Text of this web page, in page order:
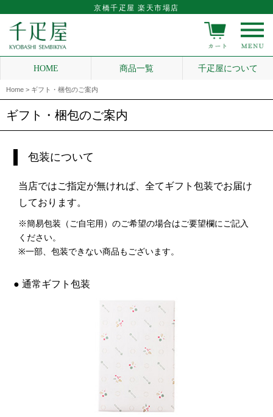
京橋千疋屋 楽天市場店
HOME 商品一覧 千疋屋について
Home > ギフト・梱包のご案内
ギフト・梱包のご案内
包装について
当店ではご指定が無ければ、全てギフト包装でお届け
しております。
※簡易包装（ご自宅用）のご希望の場合はご要望欄にご記入
ください。
※一部、包装できない商品もございます。
● 通常ギフト包装